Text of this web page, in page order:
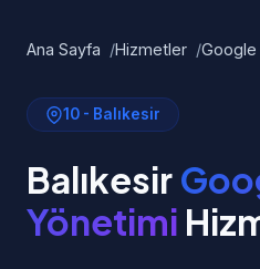
Ana Sayfa Hizmetler Google
10 - Balıkesir
Balıkesir
Yönetimi